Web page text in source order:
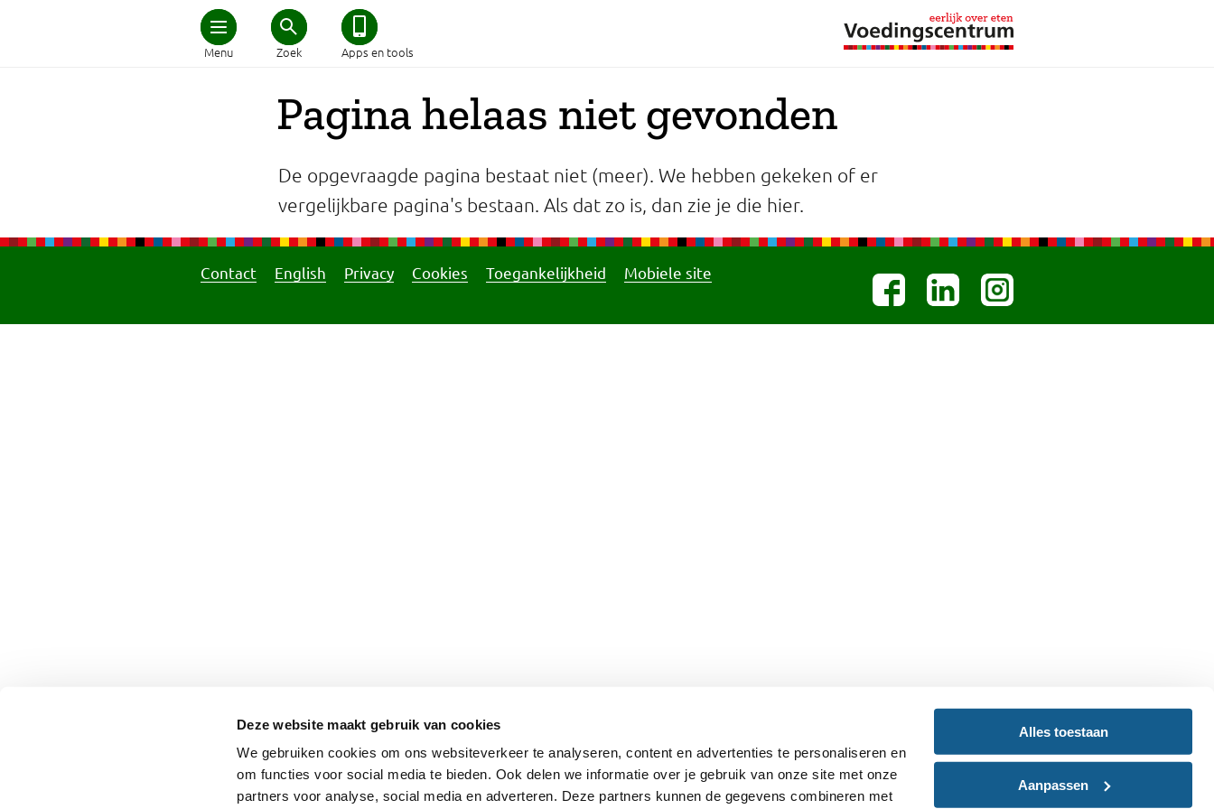
Deze website maakt gebruik van cookies
We gebruiken cookies om ons websiteverkeer te analyseren, content en advertenties te personaliseren en
om functies voor social media te bieden. Ook delen we informatie over je gebruik van onze site met onze
partners voor analyse, social media en adverteren. Deze partners kunnen de gegevens combineren met
Alles toestaan
Aanpassen
Menu Zoek Apps en tools
Home
Schijf van Vijf
Afvallen
Zwanger en kind
Pagina helaas niet gevonden
De opgevraagde pagina bestaat niet (meer). We hebben gekeken of er
vergelijkbare pagina's bestaan. Als dat zo is, dan zie je die hier.
Contact English Privacy Cookies Toegankelijkheid Mobiele site